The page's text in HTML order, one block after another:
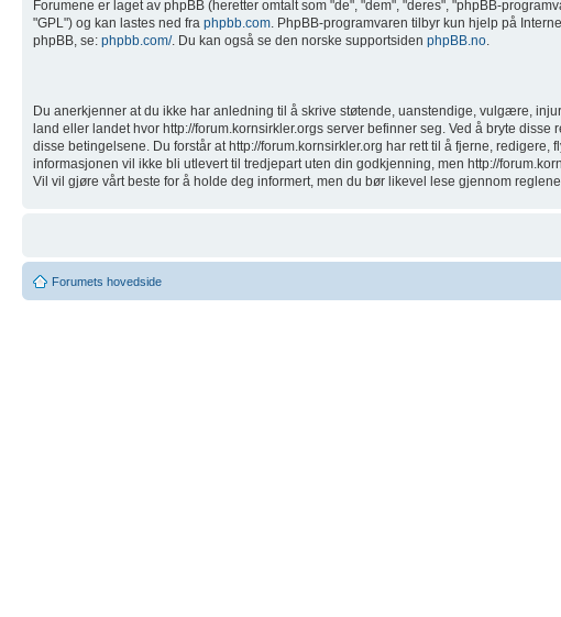
Forumene er laget av phpBB (heretter omtalt som "de", "dem", "deres", "phpBB-
"GPL") og kan lastes ned fra phpbb.com. PhpBB-programvaren tilbyr kun hjelp på
phpBB, se: phpbb.com/. Du kan også se den norske supportsiden phpBB.no.
Du anerkjenner at du ikke har anledning til å skrive støtende, uanstendige, vulgære,
land eller landet hvor http://forum.kornsirkler.orgs server befinner seg. Ved å bryte
disse betingelsene. Du forstår at http://forum.kornsirkler.org har rett til å fjerne,
informasjonen vil ikke bli utlevert til tredjepart uten din godkjenning, men http://
Vil vil gjøre vårt beste for å holde deg informert, men du bør likevel lese gjennom
Forumets hovedside